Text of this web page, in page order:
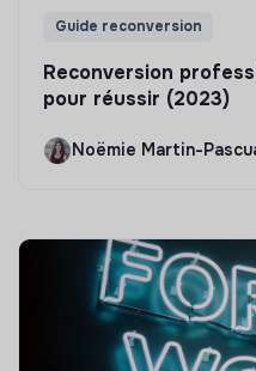
Guide reconversion
Reconversion
pour réussir (2023)
Noëmie Martin-